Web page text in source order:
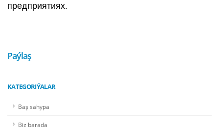
предприятиях.
Paýlaş
KATEGORIÝALAR
Baş sahypa
Biz barada